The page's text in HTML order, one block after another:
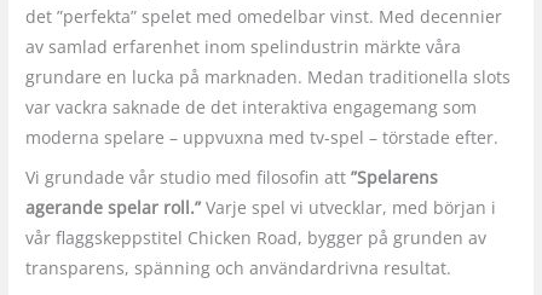
det ”perfekta” spelet med omedelbar vinst. Med decennier
av samlad erfarenhet inom spelindustrin märkte våra
grundare en lucka på marknaden. Medan traditionella slots
var vackra saknade de det interaktiva engagemang som
moderna spelare – uppvuxna med tv-spel – törstade efter.
Vi grundade vår studio med filosofin att”Spelarens
agerande spelar roll.” Varje spel vi utvecklar, med början i
vår flaggskeppstitel Chicken Road, bygger på grunden av
transparens, spänning och användardrivna resultat.